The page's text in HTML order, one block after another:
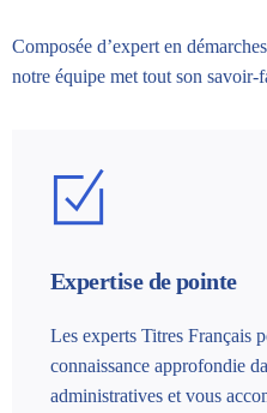
Composée d’expert en
notre équipe met tout son savoir-
Expertise de pointe
Les experts Titres Français
connaissance approfondie
administratives et vous